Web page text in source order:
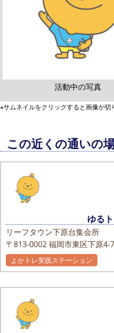
活動中の写真
※サムネイルをクリックすると画像が切
この近くの通いの
ゆる
リーフタウン下原台集会所
〒813-0002福岡市東区下原4-
よかトレ実践ステーション